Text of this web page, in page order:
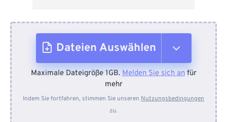
Dateien Auswählen
Vom Gerät
Von Dropbox
Maximale Dateigröße 1GB.Melden Sie sich anfür
mehr
Indem Sie fortfahren, stimmen Sie unseren Nutzungsbedingungen
zu.